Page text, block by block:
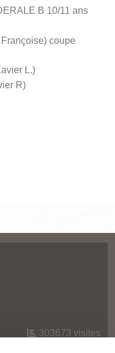
B 10/11 ans
coupe
L.)
R)
303673 visites